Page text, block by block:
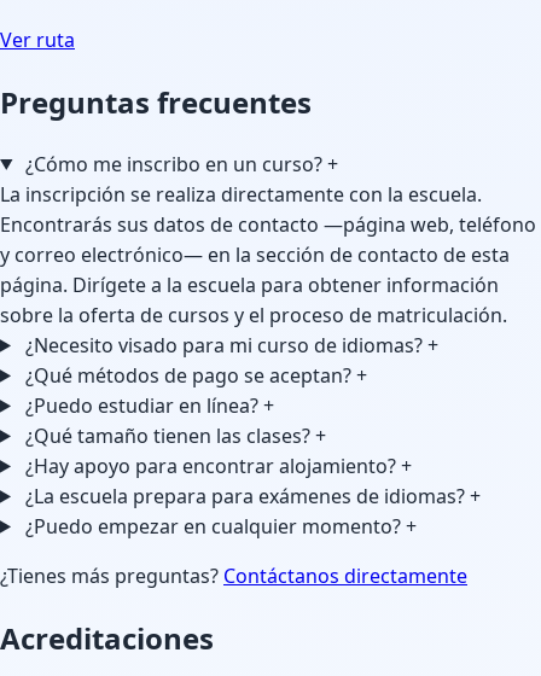
Ver ruta
Preguntas frecuentes
¿Cómo me inscribo en un curso?+
La inscripción se realiza directamente con la escuela.
Encontrarás sus datos de contacto —página web, teléfono
y correo electrónico— en la sección de contacto de esta
página. Dirígete a la escuela para obtener información
sobre la oferta de cursos y el proceso de matriculación.
¿Necesito visado para mi curso de idiomas?+
¿Qué métodos de pago se aceptan?+
¿Puedo estudiar en línea?+
¿Qué tamaño tienen las clases?+
¿Hay apoyo para encontrar alojamiento?+
¿La escuela prepara para exámenes de idiomas?+
¿Puedo empezar en cualquier momento?+
¿Tienes más preguntas? Contáctanos directamente
Acreditaciones